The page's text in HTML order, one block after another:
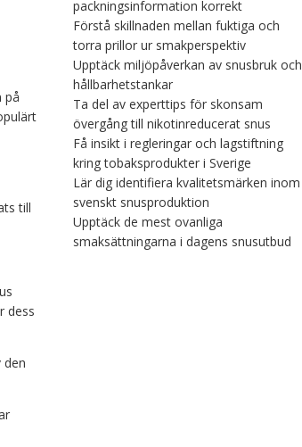
på
till
dess
den
packningsinformation korrekt
Förstå skillnaden mellan fuktiga och
torra prillor ur smakperspektiv
Upptäck miljöpåverkan av snusbruk och
hållbarhetstankar
Ta del av experttips för skonsam
övergång till nikotinreducerat snus
Få insikt i regleringar och lagstiftning
kring tobaksprodukter i Sverige
Lär dig identifiera kvalitetsmärken inom
svenskt snusproduktion
Upptäck de mest ovanliga
smaksättningarna i dagens snusutbud